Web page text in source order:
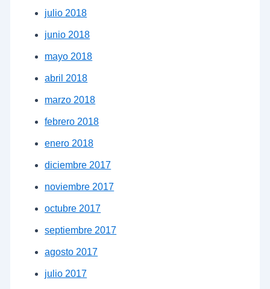
julio 2018
junio 2018
mayo 2018
abril 2018
marzo 2018
febrero 2018
enero 2018
diciembre 2017
noviembre 2017
octubre 2017
septiembre 2017
agosto 2017
julio 2017